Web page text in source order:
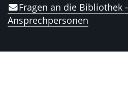
Fragen an die Bibliothek -
Ansprechpersonen